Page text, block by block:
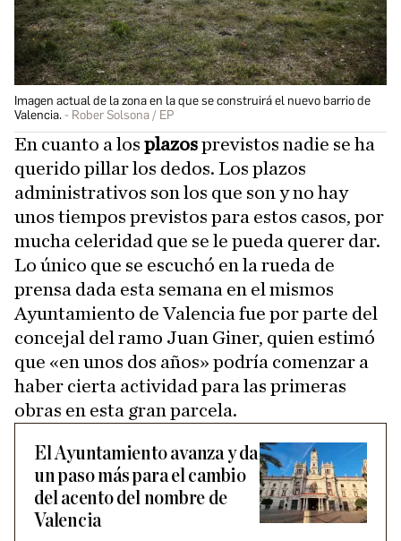
Imagen actual de la zona en la que se construirá el nuevo barrio de
Valencia.
Rober Solsona / EP
En cuanto a los plazosprevistos nadie se ha
querido pillar los dedos. Los plazos
administrativos son los que son y no hay
unos tiempos previstos para estos casos, por
mucha celeridad que se le pueda querer dar.
Lo único que se escuchó en la rueda de
prensa dada esta semana en el mismos
Ayuntamiento de Valencia fue por parte del
concejal del ramo Juan Giner, quien estimó
que «en unos dos años» podría comenzar a
haber cierta actividad para las primeras
obras en esta gran parcela.
El Ayuntamiento avanza y da
un paso más para el cambio
del acento del nombre de
Valencia